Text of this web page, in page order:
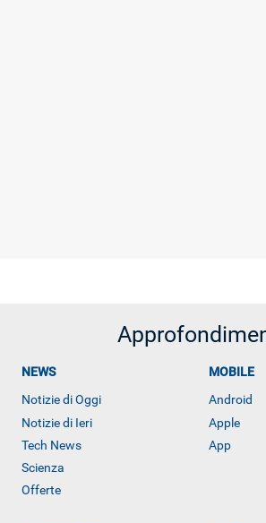
NEWS
Notizie di Oggi
Notizie di Ieri
Tech News
Scienza
Offerte
MOBILE
Android
Apple
App